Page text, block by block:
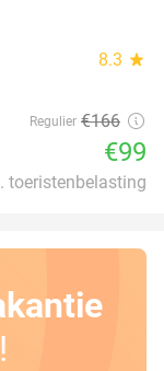
8.3 star
Regulier €166
€99
toeristenbelasting
!